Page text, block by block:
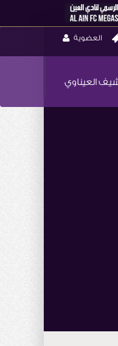
العضوية
العيناوي